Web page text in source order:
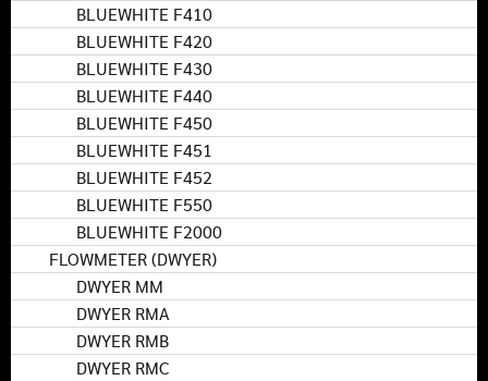
BLUEWHITE F410
BLUEWHITE F420
BLUEWHITE F430
BLUEWHITE F440
BLUEWHITE F450
BLUEWHITE F451
BLUEWHITE F452
BLUEWHITE F550
BLUEWHITE F2000
FLOWMETER (DWYER)
DWYER MM
DWYER RMA
DWYER RMB
DWYER RMC